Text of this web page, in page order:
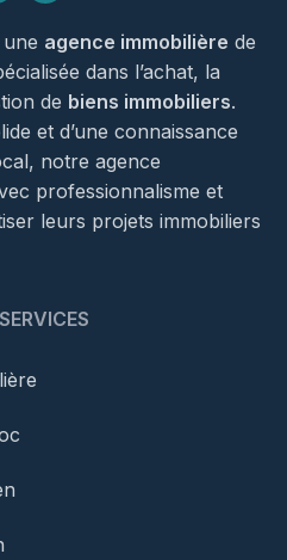
agence immobilière de
dans l’achat, la
de biens immobiliers.
et d’une connaissance
notre agence
professionnalisme et
leurs projets immobiliers